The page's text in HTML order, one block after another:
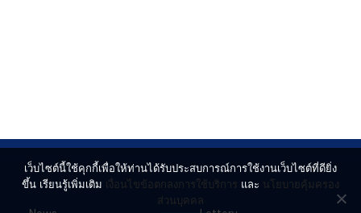
เว็บไซต์นี้ใช้คุกกี้เพื่อให้ท่านได้รับประสบการณ์การใช้งานเว็บไซต์ที่ดียิ่ง
ขึ้น เรียนรู้เพิ่มเติม เงื่อนไขข้อตกลงการใช้บริการ และ นโยบายคุ้มครอง
ส่วนบุคคล